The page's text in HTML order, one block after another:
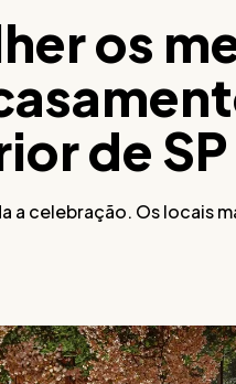
os
de SP
a celebração. Os locais